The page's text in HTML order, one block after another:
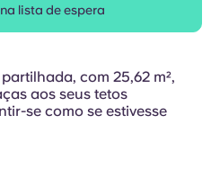
lista de espera
com 25,62 m²,
aos seus tetos
se como se estivesse